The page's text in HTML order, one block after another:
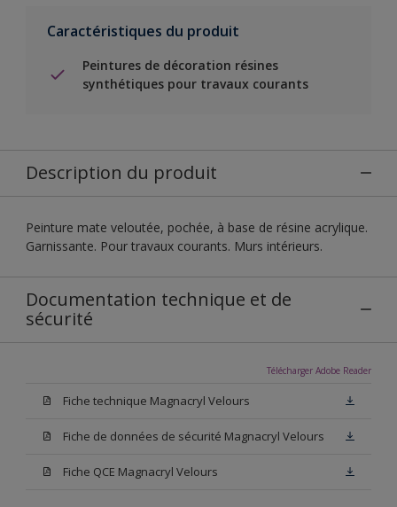
Caractéristiques du produit
Peintures de décoration résines
synthétiques pour travaux courants
Description du produit
Peinture mate veloutée, pochée, à base de résine acrylique.
Garnissante. Pour travaux courants. Murs intérieurs.
Documentation technique et de
sécurité
Télécharger Adobe Reader
Fiche technique Magnacryl Velours
Fiche de données de sécurité Magnacryl Velours
Fiche QCE Magnacryl Velours